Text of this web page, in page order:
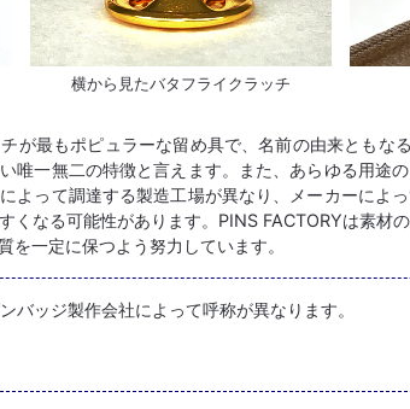
横から見たバタフライクラッチ
が最もポピュラーな留め具で、名前の由来ともな
唯一無二の特徴と言えます。また、あらゆる用途
よって調達する製造工場が異なり、メーカーによ
くなる可能性があります。PINS FACTORYは素材
を一定に保つよう努力しています。
バッジ製作会社によって呼称が異なります。